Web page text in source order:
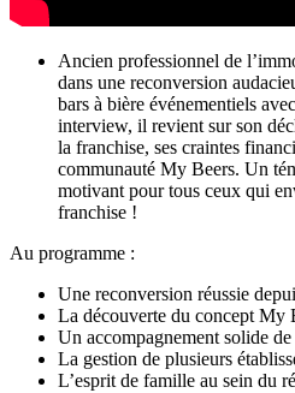
Ancien professionnel de
dans une reconversion
bars à bière événementiels
interview, il revient sur son
la franchise, ses craintes
communauté My Beers. Un
motivant pour tous ceux qui
franchise !
Au programme :
Une reconversion réussie
La découverte du concept My
Un accompagnement solide
La gestion de plusieurs
L’esprit de famille au sein du